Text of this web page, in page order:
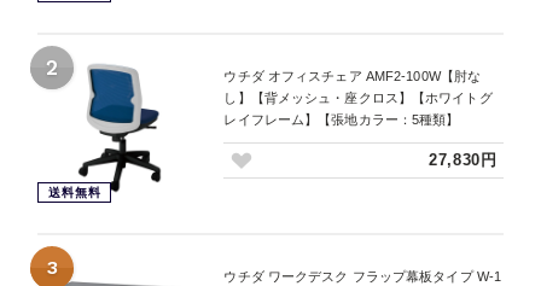
2
送料無料
ウチダ オフィスチェア AMF2-100W【肘な
し】【背メッシュ・座クロス】【ホワイトグ
レイフレーム】【張地カラー：5種類】
27,830円
3
ウチダ ワークデスク フラップ幕板タイプ W-1